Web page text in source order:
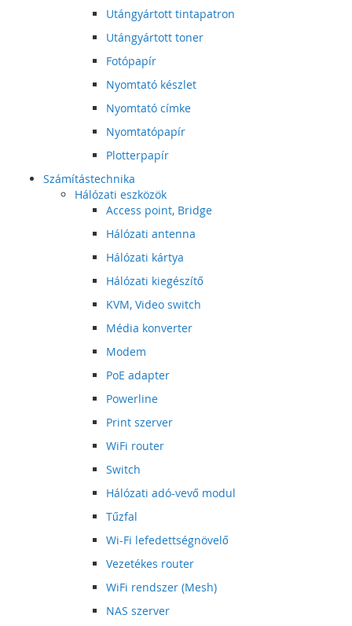
Utángyártott tintapatron
Utángyártott toner
Fotópapír
Nyomtató készlet
Nyomtató címke
Nyomtatópapír
Plotterpapír
Számítástechnika
Hálózati eszközök
Access point, Bridge
Hálózati antenna
Hálózati kártya
Hálózati kiegészítő
KVM, Video switch
Média konverter
Modem
PoE adapter
Powerline
Print szerver
WiFi router
Switch
Hálózati adó-vevő modul
Tűzfal
Wi-Fi lefedettségnövelő
Vezetékes router
WiFi rendszer (Mesh)
NAS szerver